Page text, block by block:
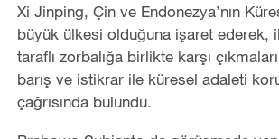
Xi Jinping, Çin ve Endonezya’nın
büyük ülkesi olduğuna işaret ederek,
taraflı zorbalığa birlikte karşı
barış ve istikrar ile küresel adaleti
çağrısında bulundu.